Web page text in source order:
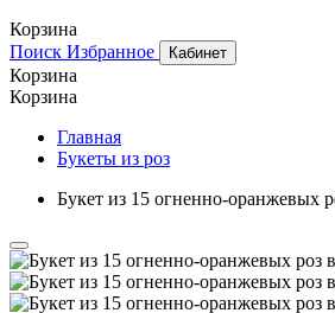
Корзина
Поиск Избранное Кабинет
Корзина
Корзина
Главная
Букеты из роз
Букет из 15 огненно-оранжевых